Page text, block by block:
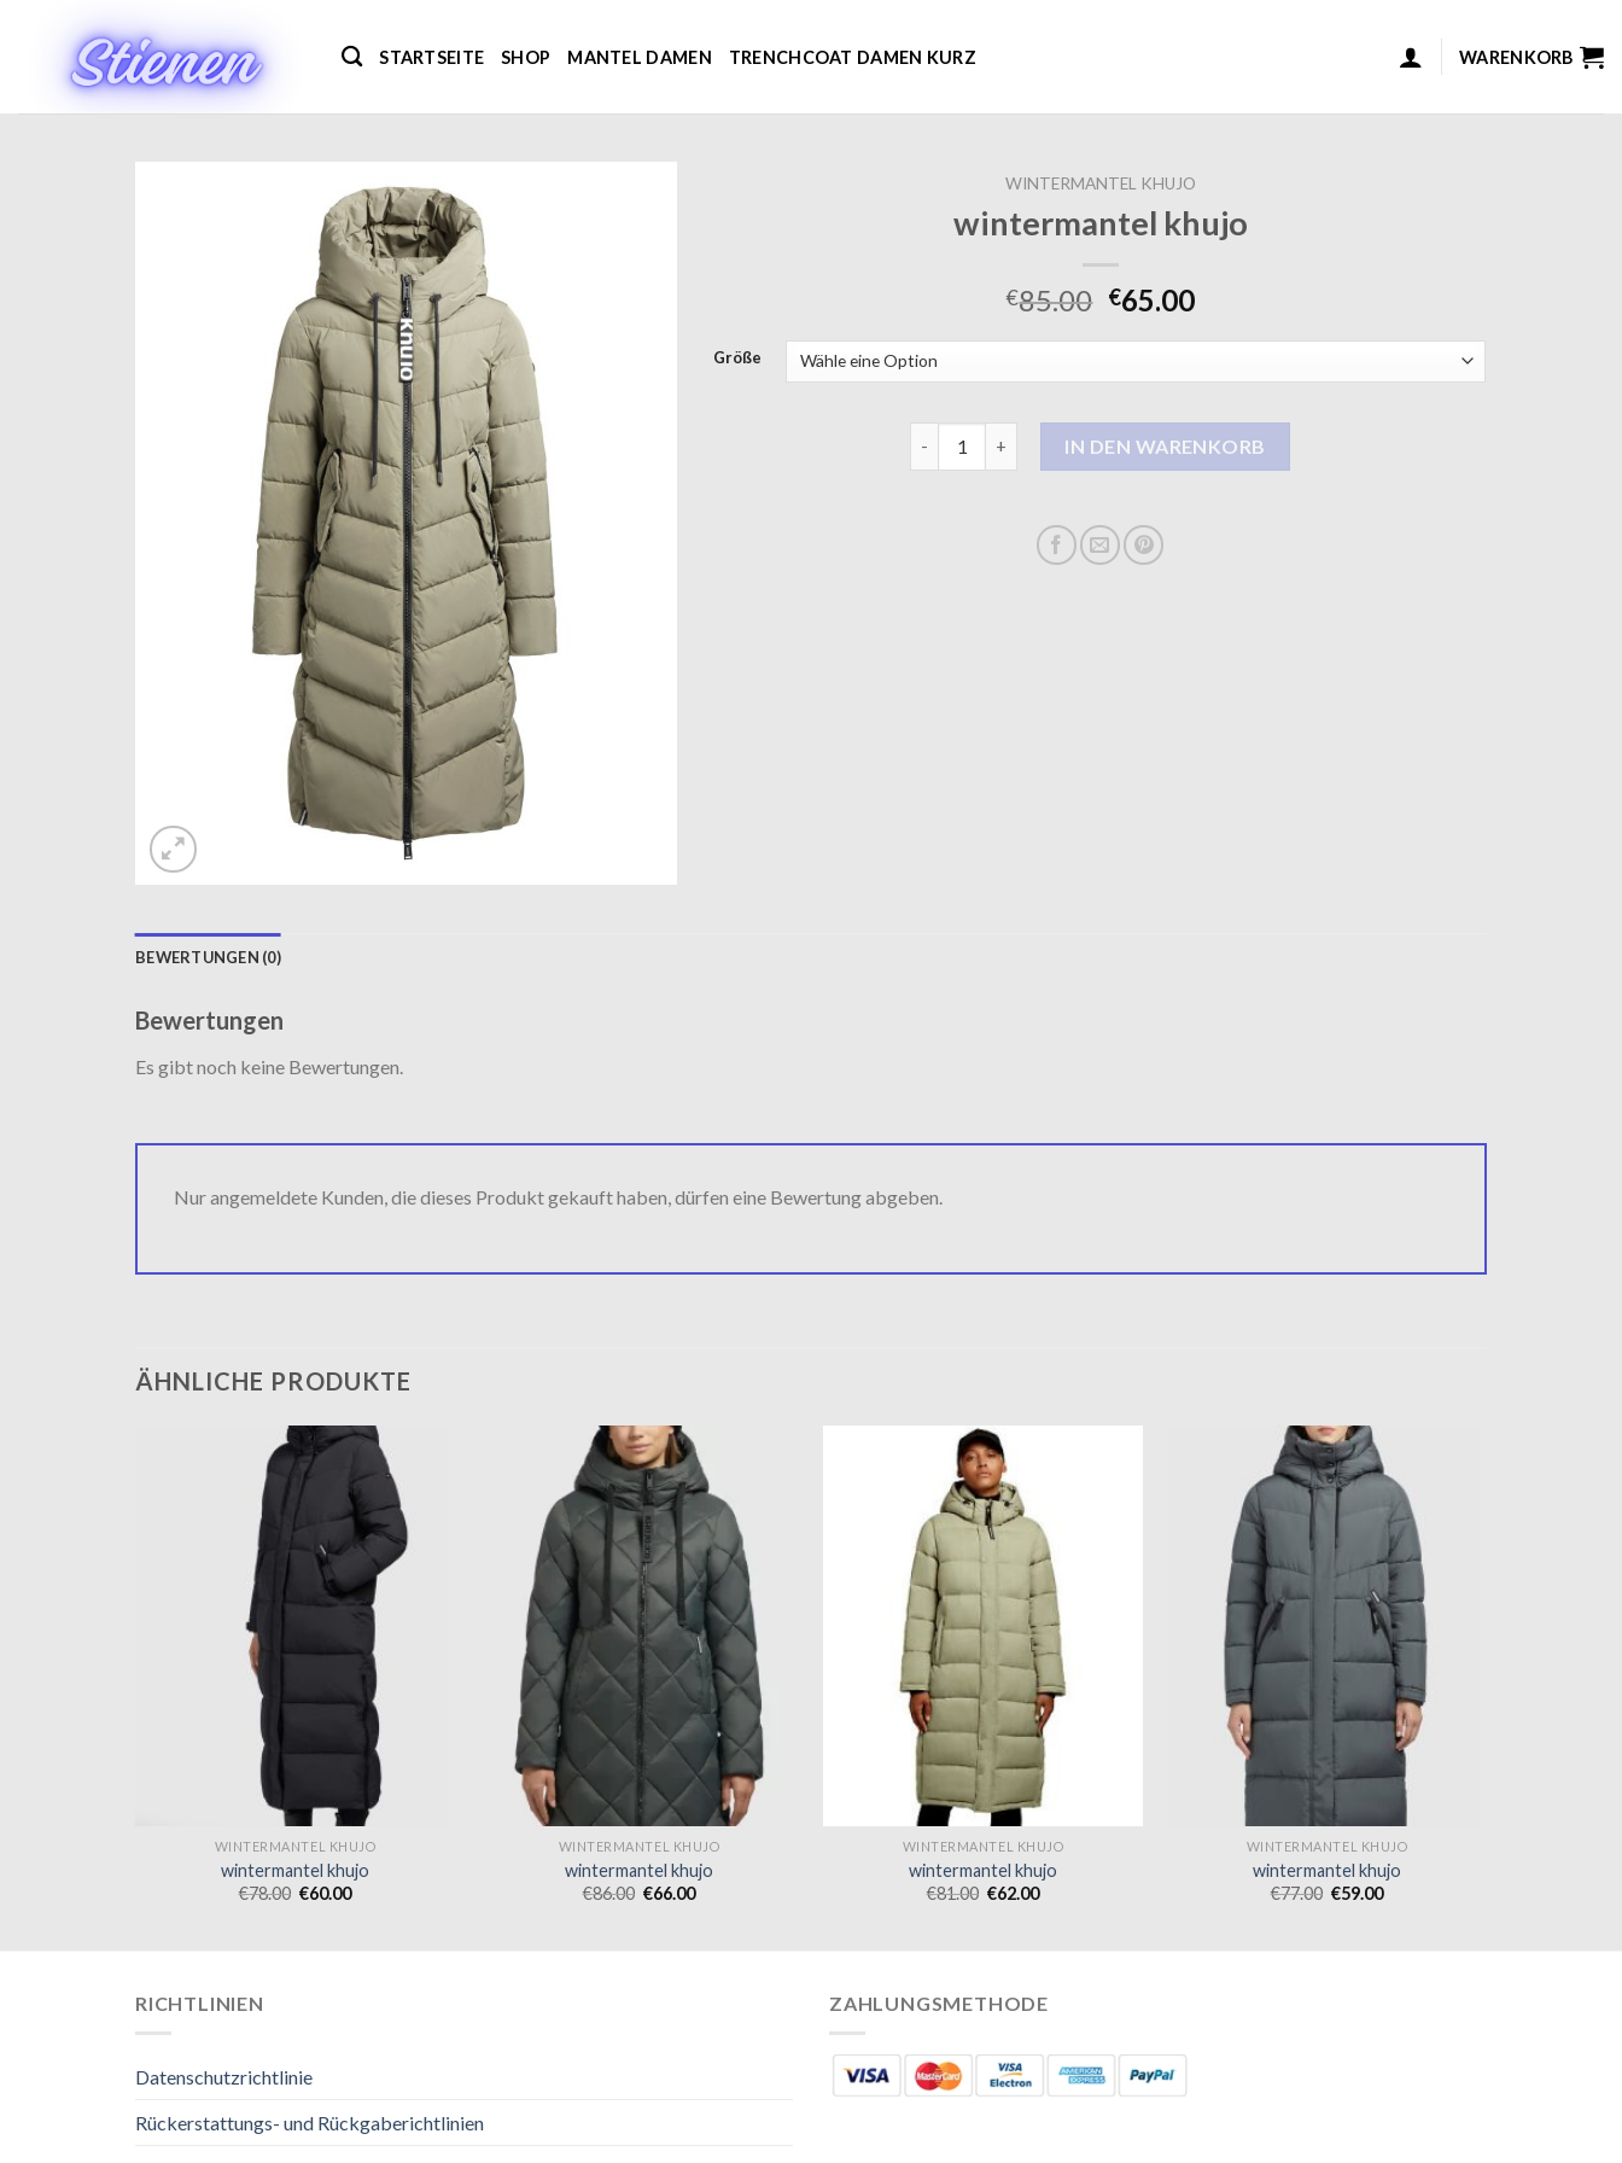
STARTSEITE SHOP MANTEL DAMEN TRENCHCOAT DAMEN KURZ WARENKORB
WINTERMANTEL KHUJO
wintermantel khujo
€85.00 €65.00
Größe
IN DEN WARENKORB
BEWERTUNGEN (0)
Bewertungen
Es gibt noch keine Bewertungen.
Nur angemeldete Kunden, die dieses Produkt gekauft haben, dürfen eine Bewertung abgeben.
ÄHNLICHE PRODUKTE
WINTERMANTEL KHUJO
wintermantel khujo
€78.00 €60.00
WINTERMANTEL KHUJO
wintermantel khujo
€86.00 €66.00
WINTERMANTEL KHUJO
wintermantel khujo
€81.00 €62.00
WINTERMANTEL KHUJO
wintermantel khujo
€77.00 €59.00
RICHTLINIEN
Datenschutzrichtlinie
Rückerstattungs- und Rückgaberichtlinien
ZAHLUNGSMETHODE